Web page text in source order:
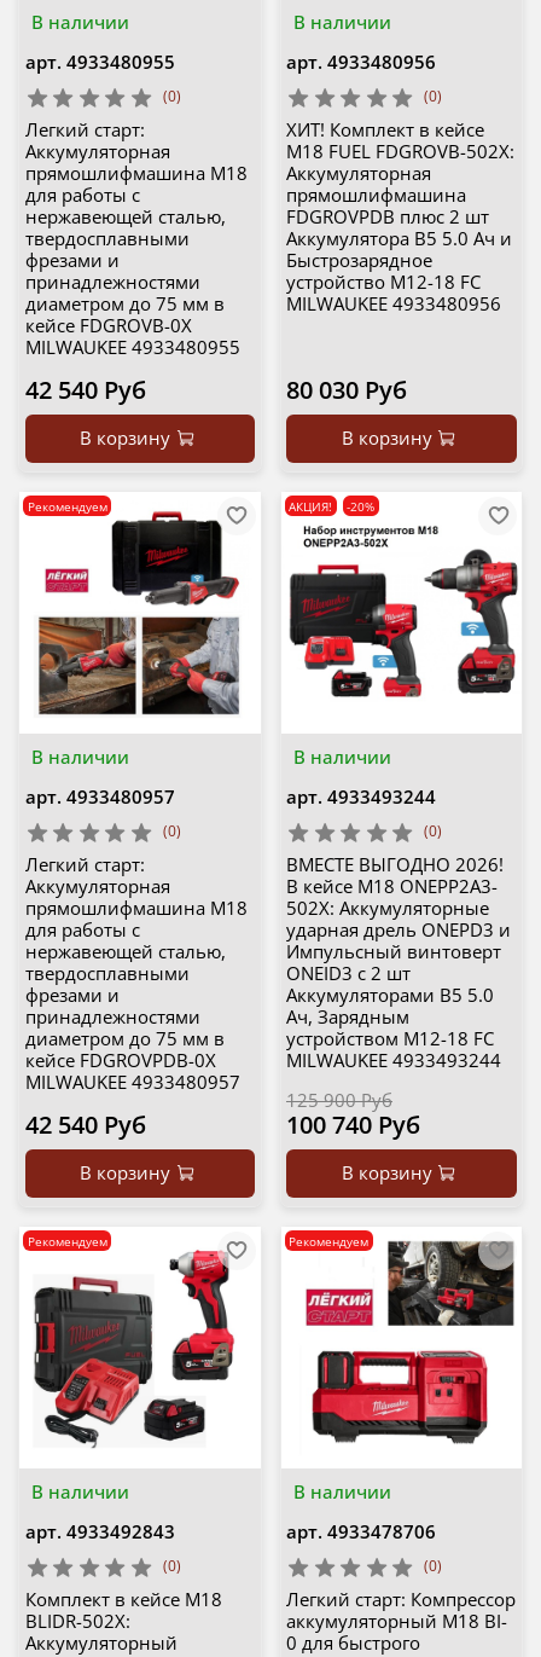
В наличии
арт. 4933480955
(0)
Легкий старт:
Аккумуляторная
прямошлифмашина M18
для работы с
нержавеющей сталью,
твердосплавными
фрезами и
принадлежностями
диаметром до 75 мм в
кейсе FDGROVB-0X
MILWAUKEE 4933480955
42 540 Руб
В корзину
В наличии
арт. 4933480956
(0)
ХИТ! Комплект в кейсе
M18 FUEL FDGROVB-502X:
Аккумуляторная
прямошлифмашина
FDGROVPDB плюс 2 шт
Аккумулятора B5 5.0 Ач и
Быстрозарядное
устройство M12-18 FC
MILWAUKEE 4933480956
80 030 Руб
В корзину
В наличии
Рекомендуем
арт. 4933480957
(0)
Легкий старт:
Аккумуляторная
прямошлифмашина M18
для работы с
нержавеющей сталью,
твердосплавными
фрезами и
принадлежностями
диаметром до 75 мм в
кейсе FDGROVPDB-0X
MILWAUKEE 4933480957
42 540 Руб
В корзину
В наличии
АКЦИЯ! -20%
арт. 4933493244
(0)
ВМЕСТЕ ВЫГОДНО 2026!
В кейсе M18 ONEPP2A3-
502X: Аккумуляторные
ударная дрель ONEPD3 и
Импульсный винтоверт
ONEID3 с 2 шт
Аккумуляторами B5 5.0
Ач, Зарядным
устройством M12-18 FC
MILWAUKEE 4933493244
125 900 Руб
100 740 Руб
В корзину
В наличии
Рекомендуем
арт. 4933492843
(0)
Комплект в кейсе M18
BLIDR-502X:
Аккумуляторный
В наличии
Рекомендуем
арт. 4933478706
(0)
Легкий старт: Компрессор
аккумуляторный M18 BI-
0 для быстрого